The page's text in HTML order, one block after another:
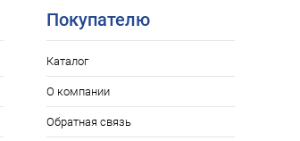
Покупателю
Каталог
О компании
Обратная связь